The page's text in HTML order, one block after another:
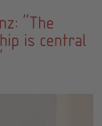
"The
is central